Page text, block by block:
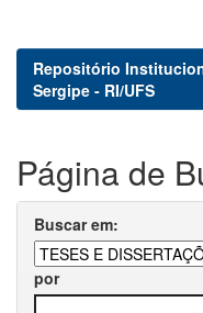
Repositório
Sergipe - RI/UFS
Página de
Buscar em:
por